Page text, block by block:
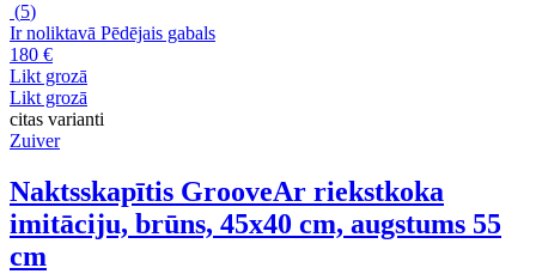
(5)
Ir noliktavā Pēdējais gabals
180 €
Likt grozā
Likt grozā
citas varianti
Zuiver
Naktsskapītis GrooveAr riekstkoka
imitāciju, brūns, 45x40 cm, augstums 55
cm